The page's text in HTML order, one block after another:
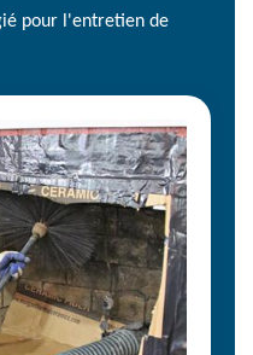
pour l'entretien de